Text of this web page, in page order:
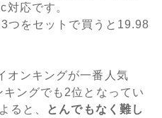
応です。
つをセットで買うと19.98
オンキングが一番人気
ングでも2位となってい
ると、
とんでもなく難し